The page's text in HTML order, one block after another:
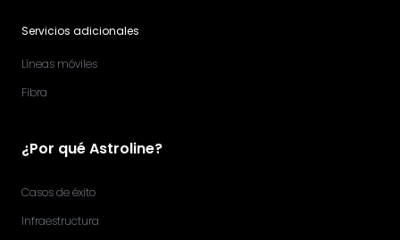
Servicios adicionales
Líneas móviles
Fibra
¿Por qué Astroline?
Casos de éxito
Infraestructura